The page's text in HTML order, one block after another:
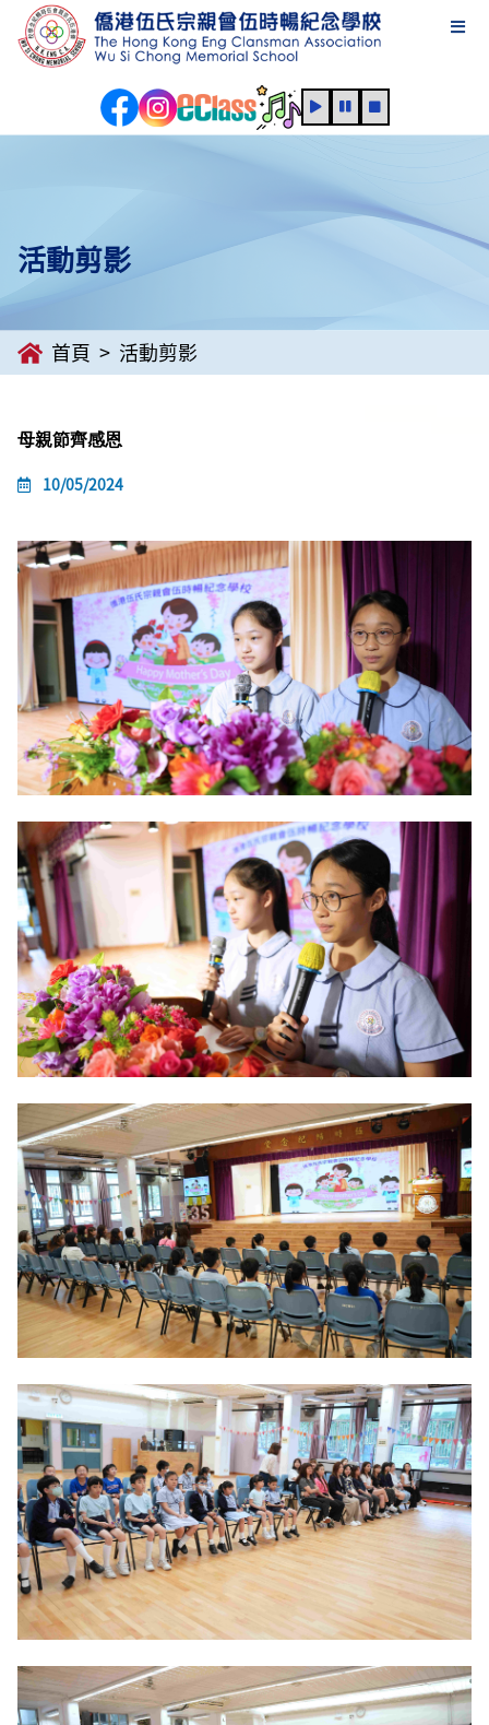
活動剪影
首頁 活動剪影
母親節齊感恩
10/05/2024